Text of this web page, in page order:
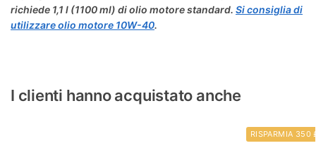
richiede 1,1 l (1100 ml) di olio motore standard. Si consiglia di
utilizzare olio motore 10W-40.
I clienti hanno acquistato anche
RISPARMIA 350